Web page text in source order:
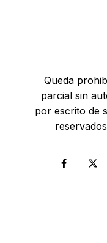
Queda
parcial sin
por escrito de